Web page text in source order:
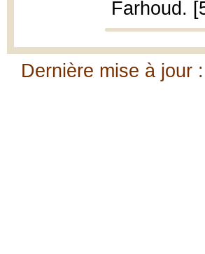
Farhoud.
Dernière mise à jour